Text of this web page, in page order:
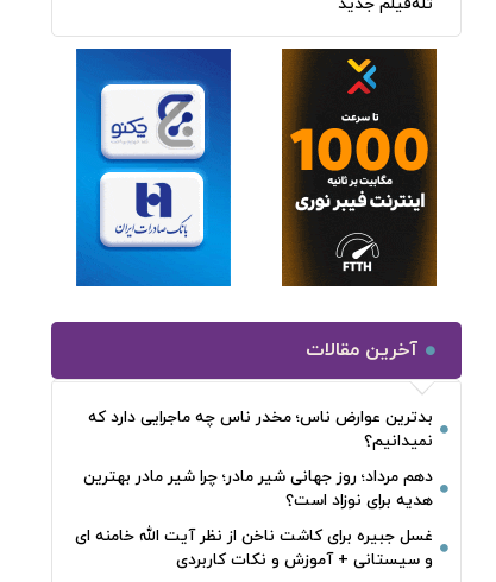
تله‌فیلم جدید
آخرین مقالات
بدترین عوارض ناس؛ مخدر ناس چه ماجرایی دارد که
نمیدانیم؟
دهم مرداد؛ روز جهانی شیر مادر؛ چرا شیر مادر بهترین
هدیه برای نوزاد است؟
غسل جبیره برای کاشت ناخن از نظر آیت الله خامنه ای
و سیستانی + آموزش و نکات کاربردی